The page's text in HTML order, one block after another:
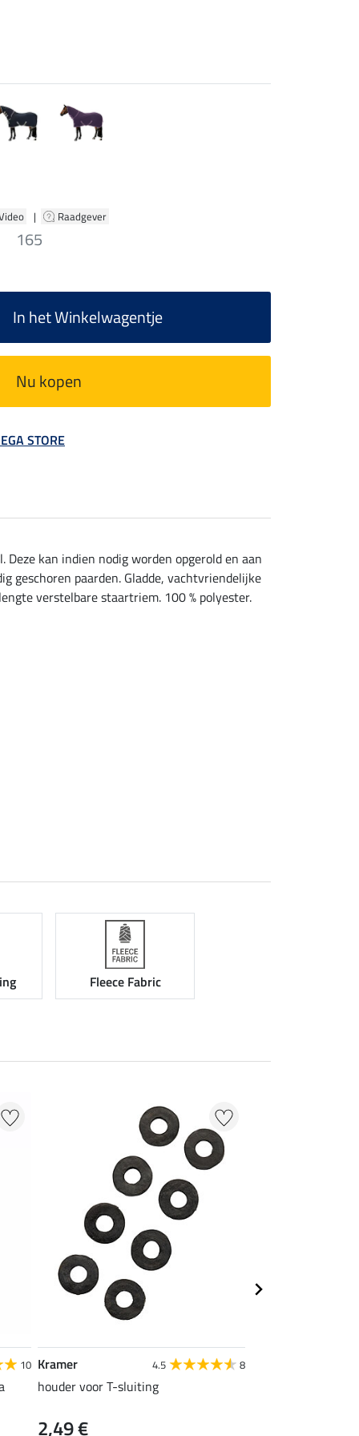
| Raadgever
165
In het Winkelwagentje
Nu kopen
STORE
kan indien nodig worden opgerold en aan
geschoren paarden. Gladde, vachtvriendelijke
verstelbare staartriem. 100 % polyester.
Fleece Fabric
10 Kramer 4.5 8
houder voor T-sluiting
2,49 €